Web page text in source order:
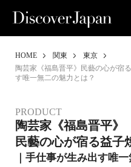
HOME 関東
東京
陶芸家《福島晋平》民藝の心が宿
す唯一無二の魅力とは？
PRODUCT
陶芸家《福島晋平》
民藝の心が宿る益子
｜手仕事が生み出す唯